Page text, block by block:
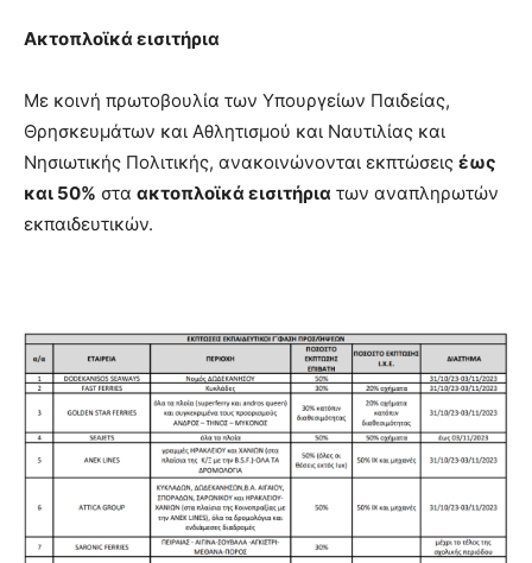
Ακτοπλοϊκά εισιτήρια
Με κοινή πρωτοβουλία των Υπουργείων Παιδείας,
Θρησκευμάτων και Αθλητισμού και Ναυτιλίας και
Νησιωτικής Πολιτικής, ανακοινώνονται εκπτώσεις έως
και 50% στα ακτοπλοϊκά εισιτήρια των αναπληρωτών
εκπαιδευτικών.